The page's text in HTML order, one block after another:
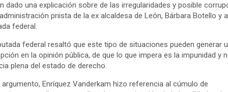
dado una explicación sobre de las irregularidades y posible
priista de la ex alcaldesa de León, Bárbara Botello y
federal.
federal resaltó que este tipo de situaciones pueden generar
en la opinión pública, de que lo que impera es la impunidad y
plena del estado de derecho.
argumento, Enríquez Vanderkam hizo referencia al cúmulo de